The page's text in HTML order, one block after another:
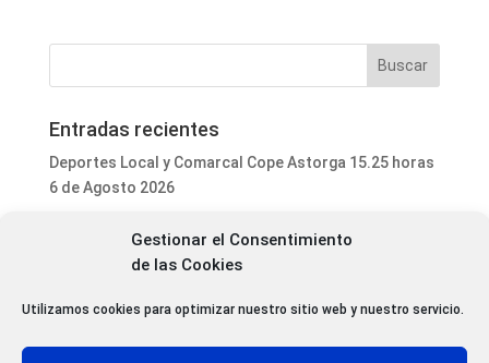
Gestionar el Consentimiento
de las Cookies
Utilizamos cookies para optimizar nuestro sitio web y nuestro servicio.
Entradas recientes
Deportes Local y Comarcal Cope Astorga 15.25 horas
6 de Agosto 2026
Luis Fernández Terrón dona 1.020 euros a la